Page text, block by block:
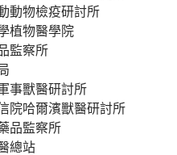
物檢疫研討所
植物醫學院
監察所
事獸醫研討所
哈爾濱獸醫研討所
品監察所
總站